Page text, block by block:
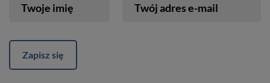
Twoje imię Twój adres e-mail
Zapisz się